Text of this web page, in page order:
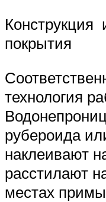
Конструкция
покрытия
технология
рубероида
наклеивают
расстилают
местах